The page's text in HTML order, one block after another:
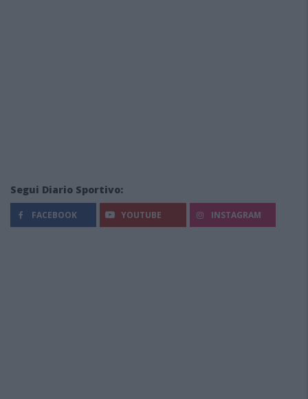
Segui Diario Sportivo:
FACEBOOK YOUTUBE INSTAGRAM